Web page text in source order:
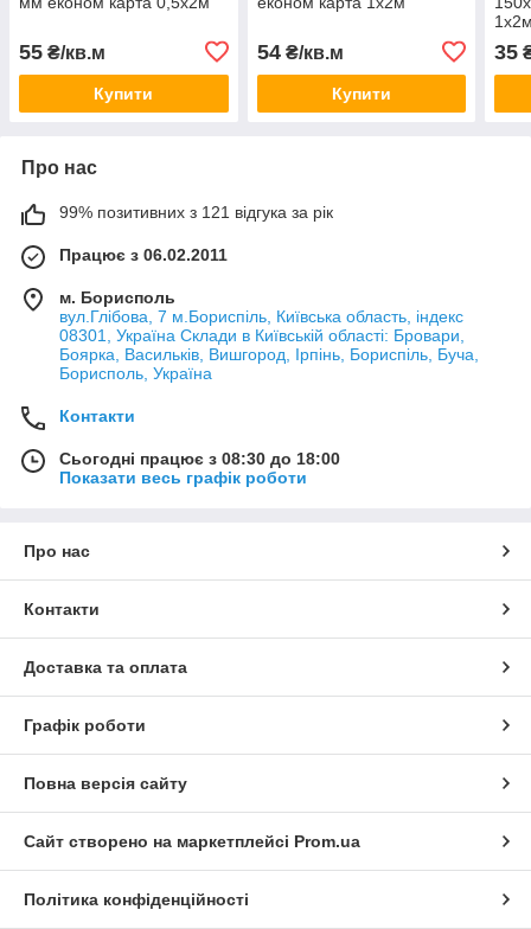
55 ₴/кв.м
Купити
54₴/кв.м
Купити
35
Про нас
99% позитивних з 121 відгука за рік
Працює з 06.02.2011
м. Борисполь
вул.Глібова, 7 м.Бориспіль, Київська область, індекс
08301, Україна Склади в Київській області: Бровари,
Боярка, Васильків, Вишгород, Ірпінь, Бориспіль, Буча,
Борисполь, Україна
Контакти
Сьогодні працює з 08:30 до 18:00
Показати весь графік роботи
Про нас
Контакти
Доставка та оплата
Графік роботи
Повна версія сайту
Сайт створено на маркетплейсі Prom.ua
Політика конфіденційності